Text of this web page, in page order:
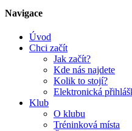
Navigace
Úvod
Chci začít
Jak začít?
Kde nás najdete
Kolik to stojí?
Elektronická
Klub
O klubu
Tréninková místa